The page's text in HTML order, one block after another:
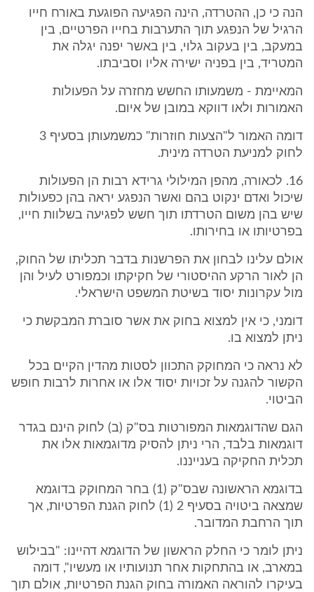
הנה כי כן, ההטרדה, הינה הפגיעה הפוגעת באורח חייו
הרגיל של הנפגע תוך התערבות בחייו הפרטיים, בין
במעקב, בין בעקוב גלוי, בין באשר יפנה יגלה את
המטריד, בין בפניה ישירה אליו וסביבתו.
המאיימת - משמעותו החשש מחזרה על הפעולות
האמורות ולאו דווקא במובן של איום.
דומה האמור ל"הצעות חוזרות" כמשמעותן בסעיף 3
לחוק למניעת הטרדה מינית.
16. לכאורה, מהפן המילולי גרידא רבות הן הפעולות
שיכול ואדם ינקוט בהם ואשר הנפגע יראה בהן כפעולות
שיש בהן משום הטרדתו תוך חשש לפגיעה בשלוות חייו,
בפרטיותו או בחירותו.
אולם עלינו לבחון את הפרשנות בדבר תכליתו של החוק,
הן לאור הרקע ההיסטורי של חקיקתו וכמפורט לעיל והן
מול עקרונות יסוד בשיטת המשפט הישראלי.
דומני, כי אין למצוא בחוק את אשר סוברת המבקשת כי
ניתן למצוא בו.
לא נראה כי המחוקק התכוון לסטות מהדין הקיים בכל
הקשור להגנה על זכויות יסוד אלו או אחרות לרבות חופש
הביטוי.
הגם שהדוגמאות המפורטות בס"ק (ב) לחוק הינם בגדר
דוגמאות בלבד, הרי ניתן להסיק מדוגמאות אלו את
תכלית החקיקה בענייננו.
בדוגמא הראשונה שבס"ק (1) בחר המחוקק בדוגמא
שמצאה ביטויה בסעיף 2 (1) לחוק הגנת הפרטיות, אך
תוך הרחבת המדובר.
ניתן לומר כי החלק הראשון של הדוגמא דהיינו: "בבילוש
במארב, או בהתחקות אחר תנועותיו או מעשיו", דומה
בעיקרו להוראה האמורה בחוק הגנת הפרטיות, אולם תוך